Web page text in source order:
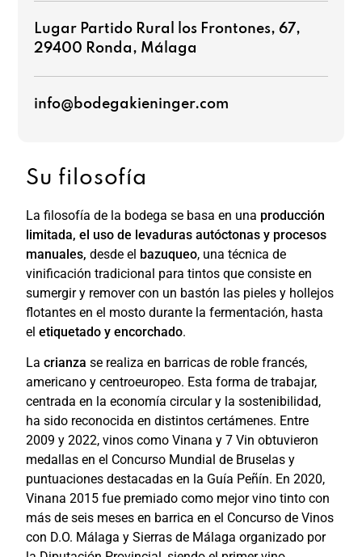
Lugar Partido Rural los Frontones, 67,
29400 Ronda, Málaga
info@bodegakieninger.com
Su filosofía
La filosofía de la bodega se basa en una producción
limitada, el uso de levaduras autóctonas y procesos
manuales, desde el bazuqueo, una técnica de
vinificación tradicional para tintos que consiste en
sumergir y remover con un bastón las pieles y hollejos
flotantes en el mosto durante la fermentación, hasta
eletiquetado y encorchado.
Lacrianza se realiza en barricas de roble francés,
americano y centroeuropeo. Esta forma de trabajar,
centrada en la economía circular y la sostenibilidad,
ha sido reconocida en distintos certámenes. Entre
2009 y 2022, vinos como Vinana y 7 Vin obtuvieron
medallas en el Concurso Mundial de Bruselas y
puntuaciones destacadas en la Guía Peñín. En 2020,
Vinana 2015 fue premiado como mejor vino tinto con
más de seis meses en barrica en el Concurso de Vinos
con D.O. Málaga y Sierras de Málaga organizado por